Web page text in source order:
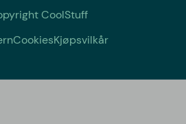
CoolStuff
CookiesKjøpsvilkår